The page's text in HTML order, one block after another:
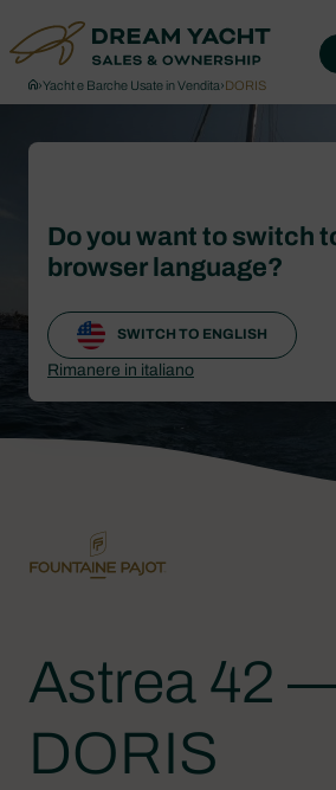
›Yacht e Barche Usate in Vendita›DORIS
Astrea 42
DORIS
Do you want to switch
browser language?
SWITCH TO ENGLISH
Rimanere in italiano